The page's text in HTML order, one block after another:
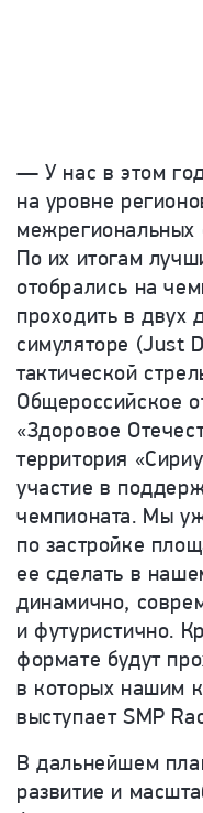
— У нас в этом
на уровне
межрегиональных
По их итогам
отобрались на
проходить в
симуляторе (Just
тактической
Общероссийское
«Здоровое
территория
участие в
чемпионата. Мы
по застройке
ее сделать в
динамично,
и футуристично.
формате будут
в которых нашим
выступает SMP
В дальнейшем
развитие и